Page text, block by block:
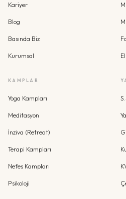
Kariyer
Blog
Basında Biz
Kurumsal
KAMPLAR
Yoga Kampları
Meditasyon
İnziva (Retreat)
Terapi Kampları
Nefes Kampları
Psikoloji